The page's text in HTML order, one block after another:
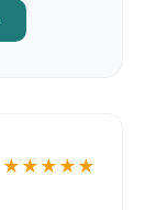
★ ★ ★ ★ ★